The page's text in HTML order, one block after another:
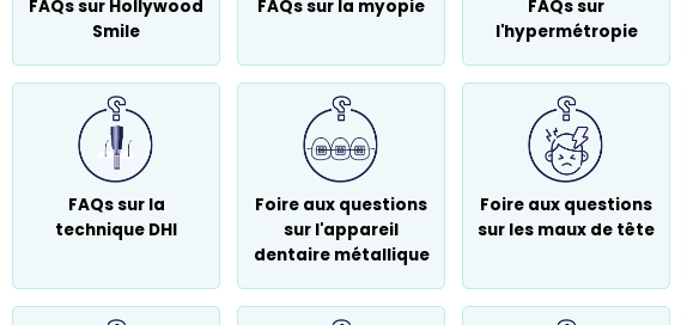
FAQs sur Hollywood
Smile
FAQs sur la myopie
FAQs sur
l'hypermétropie
FAQs sur la
technique DHI
Foire aux questions
sur l'appareil
dentaire métallique
Foire aux questions
sur les maux de tête